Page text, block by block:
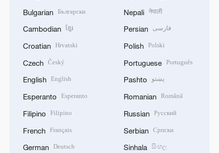
Bulgarian Български
Cambodian ខ្មែរ
Croatian Hrvatski
Czech Český
English English
Esperanto Esperanto
Filipino Filipino
French Français
German Deutsch
Nepali नेपाली
Persian فارسی
Polish Polski
Portuguese Português
Pashto پښتو
Romanian Română
Russian Русский
Serbian Српски
Sinhala සිංහල